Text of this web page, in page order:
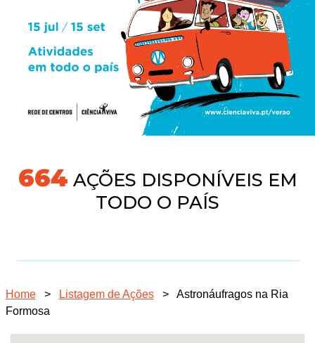
718AÇÕES DISPONÍVEIS EM
TODO O PAÍS
Home > Listagem de Ações >
Astronáufragos na Ria
Formosa